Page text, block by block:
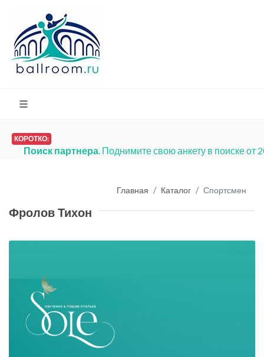
КОРОТКО:
Поиск партнера. Поднимите свою анкету в поиске от
Главная Каталог Спортсмен
Фролов Тихон